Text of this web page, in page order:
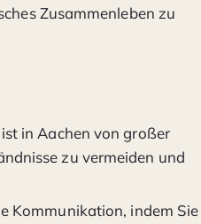
Zusammenleben zu
in Aachen von großer
zu vermeiden und
Kommunikation, indem Sie